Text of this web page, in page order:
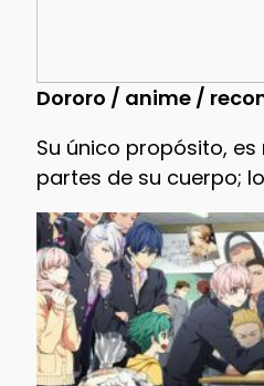
Dororo / anime /
Su único propósito,
partes de su cuerpo;